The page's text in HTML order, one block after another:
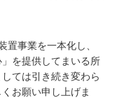
置事業を一本化し、
を提供してまいる所
ては引き続き変わら
お願い申し上げま